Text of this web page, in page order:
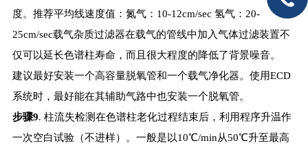
度。推荐平均线速度值：氮气：10-12cm/sec 氢气：20-
25cm/sec载气杂质过滤器在载气的管线中加入气体过滤装置不
仅可以延长色谱柱寿命，而且很大程度的降低了背景噪音。
建议最好安装一个高容量脱氧管和一个载气净化器。使用ECD
系统时，最好能在其辅助气路中也安装一个脱氧管。
步骤9. 柱流失检测在色谱柱老化过程结束后，利用程序升温作
一次空白试验（不进样）。一般是以10℃/min从50℃升至最高